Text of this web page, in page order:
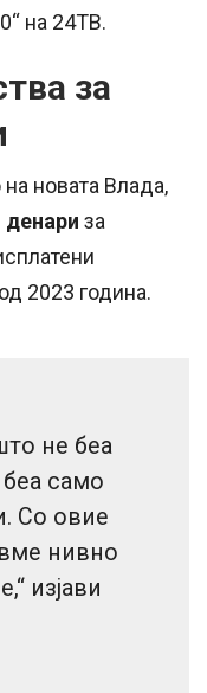
на 24ТВ.
за
новата Влада,
за
2023 година.
не беа
само
Со овие
нивно
изјави